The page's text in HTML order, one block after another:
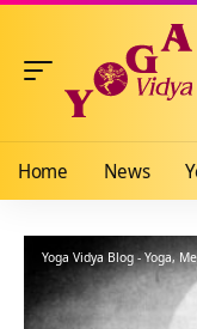
Home News
Yoga Vidya Blog - Yoga,